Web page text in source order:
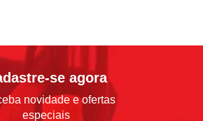
se agora
novidade e ofertas
especiais